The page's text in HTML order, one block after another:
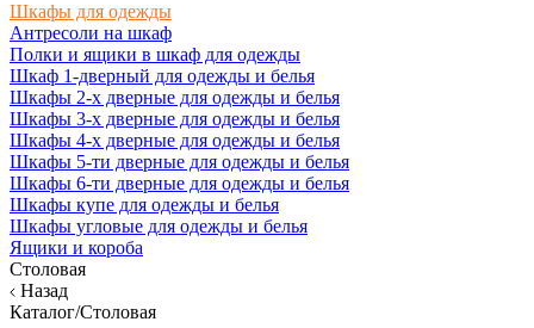
Шкафы для одежды
Антресоли на шкаф
Полки и ящики в шкаф для одежды
Шкаф 1-дверный для одежды и белья
Шкафы 2-х дверные для одежды и белья
Шкафы 3-х дверные для одежды и белья
Шкафы 4-х дверные для одежды и белья
Шкафы 5-ти дверные для одежды и белья
Шкафы 6-ти дверные для одежды и белья
Шкафы купе для одежды и белья
Шкафы угловые для одежды и белья
Ящики и короба
Столовая
Назад
Каталог/Столовая